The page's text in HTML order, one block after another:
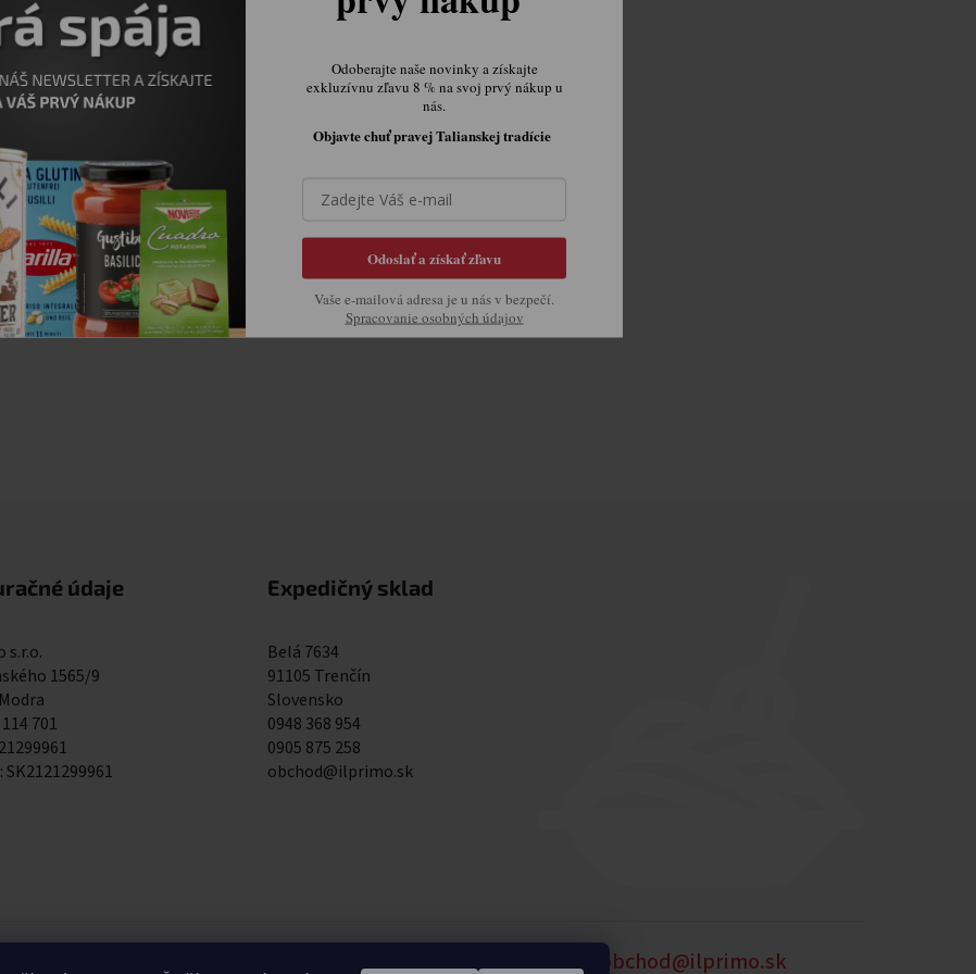
údaje
s.r.o.
1565/9
701
SK2121299961
Expedičný sklad
Belá 7634
91105 Trenčín
Slovensko
0948 368 954
0905 875 258
obchod@ilprimo.sk
0948 368 954 0905 875 258 obchod@ilprimo.sk
Odoberajte naše novinky a získajte
exkluzívnu zľavu 8 % na svoj prvý nákup u
nás.
Objavte chuť pravej Talianskej tradície
Odoslať a získať zľavu
Vaše e-mailová adresa je u nás v bezpečí.
Spracovanie osobných údajov